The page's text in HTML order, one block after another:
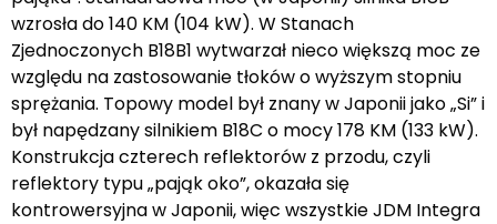
wzrosła do 140 KM (104 kW). W Stanach
Zjednoczonych B18B1 wytwarzał nieco większą moc ze
względu na zastosowanie tłoków o wyższym stopniu
sprężania. Topowy model był znany w Japonii jako „Si” i
był napędzany silnikiem B18C o mocy 178 KM (133 kW).
Konstrukcja czterech reflektorów z przodu, czyli
reflektory typu „pająk oko”, okazała się
kontrowersyjna w Japonii, więc wszystkie JDM Integra